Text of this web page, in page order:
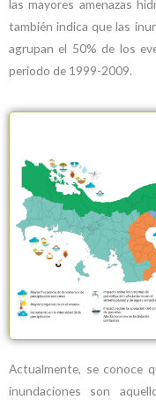
las mayores amenazas
también indica que las
agrupan el 50% de los
periodo de 1999-2009.
Actualmente, se conoce
inundaciones son